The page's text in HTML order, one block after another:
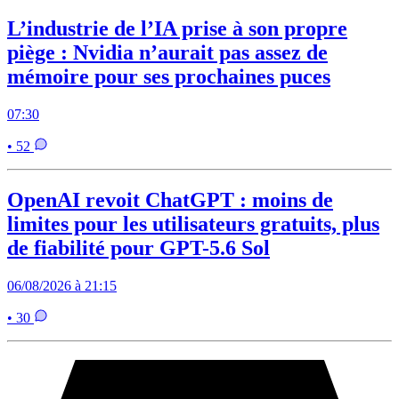
L’industrie de l’IA prise à son propre
piège : Nvidia n’aurait pas assez de
mémoire pour ses prochaines puces
07:30
• 52
OpenAI revoit ChatGPT : moins de
limites pour les utilisateurs gratuits, plus
de fiabilité pour GPT-5.6 Sol
06/08/2026 à 21:15
• 30